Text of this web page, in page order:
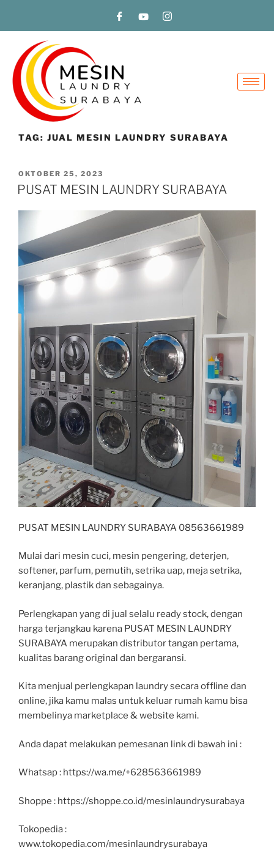
TAG: JUAL MESIN LAUNDRY SURABAYA
OKTOBER 25, 2023
PUSAT MESIN LAUNDRY SURABAYA
PUSAT MESIN LAUNDRY SURABAYA 08563661989
Mulai dari mesin cuci, mesin pengering, deterjen,
softener, parfum, pemutih, setrika uap, meja setrika,
keranjang, plastik dan sebagainya.
Perlengkapan yang di jual selalu ready stock, dengan
harga terjangkau karena PUSAT MESIN LAUNDRY
SURABAYA merupakan distributor tangan pertama,
kualitas barang original dan bergaransi.
Kita menjual perlengkapan laundry secara offline dan
online, jika kamu malas untuk keluar rumah kamu bisa
membelinya marketplace & website kami.
Anda dapat melakukan pemesanan link di bawah ini :
Whatsap : https://wa.me/+628563661989
Shoppe : https://shoppe.co.id/mesinlaundrysurabaya
Tokopedia :
www.tokopedia.com/mesinlaundrysurabaya